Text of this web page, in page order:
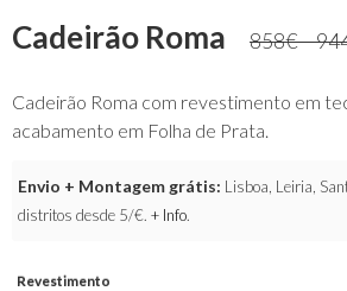
Cadeirão Roma 858€–
Cadeirão Roma com revestimento em
acabamento em Folha de Prata.
Envio + Montagem grátis: Lisboa, Leiria,
distritos desde 5/€. + Info.
Revestimento